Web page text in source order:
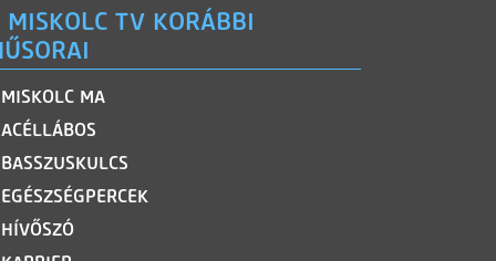
MISKOLC TV KORÁBBI
MISKOLC MA
ACÉLLÁBOS
BASSZUSKULCS
EGÉSZSÉGPERCEK
HÍVŐSZÓ